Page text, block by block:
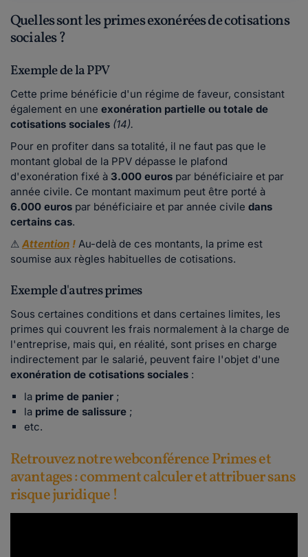
Quelles sont les primes exonérées de cotisations
sociales ?
Exemple de la PPV
Cette prime bénéficie d'un régime de faveur, consistant
également en une exonération partielle ou totale de
cotisations sociales (14).
Pour en profiter dans sa totalité, il ne faut pas que le
montant global de la PPV dépasse le plafond
d'exonération fixé à 3.000 euros par bénéficiaire et par
année civile. Ce montant maximum peut être porté à
6.000 euros par bénéficiaire et par année civile dans
certains cas.
⚠ Attention ! Au-delà de ces montants, la prime est
soumise aux règles habituelles de cotisations.
Exemple d'autres primes
Sous certaines conditions et dans certaines limites, les
primes qui couvrent les frais normalement à la charge de
l'entreprise, mais qui, en réalité, sont prises en charge
indirectement par le salarié, peuvent faire l'objet d'une
exonération de cotisations sociales :
la prime de panier ;
la prime de salissure ;
etc.
Retrouvez notre webconférence Primes et
avantages : comment calculer et attribuer sans
risque juridique !